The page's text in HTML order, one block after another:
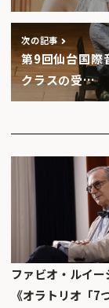
次の記事
第9回仙台国際
クラスの受…
ファビオ・ルイー
《オラトリオ「7